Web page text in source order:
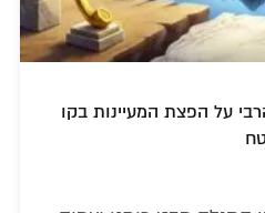
על הפצת המעיינות בקו